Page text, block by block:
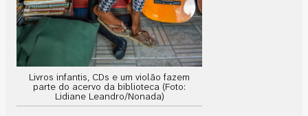
Livros infantis, CDs e um violão fazem
parte do acervo da biblioteca (Foto:
Lidiane Leandro/Nonada)